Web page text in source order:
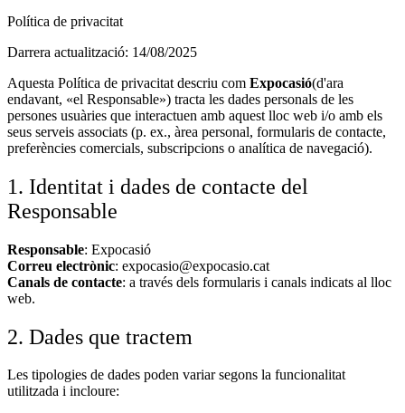
Política de privacitat
Darrera actualització: 14/08/2025
Aquesta Política de privacitat descriu com Expocasió(d'ara
endavant, «el Responsable») tracta les dades personals de les
persones usuàries que interactuen amb aquest lloc web i/o amb els
seus serveis associats (p. ex., àrea personal, formularis de contacte,
preferències comercials, subscripcions o analítica de navegació).
1. Identitat i dades de contacte del
Responsable
Responsable: Expocasió
Correu electrònic: expocasio@expocasio.cat
Canals de contacte: a través dels formularis i canals indicats al lloc
web.
2. Dades que tractem
Les tipologies de dades poden variar segons la funcionalitat
utilitzada i incloure: